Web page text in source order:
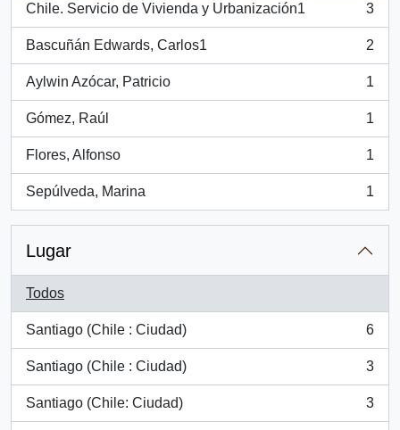
Chile. Servicio de Vivienda y Urbanización1
, 3 resultados
3
Bascuñán Edwards, Carlos1
, 2 resultados
2
Aylwin Azócar, Patricio
, 1 resultados
1
Gómez, Raúl
, 1 resultados
1
Flores, Alfonso
, 1 resultados
1
Sepúlveda, Marina
, 1 resultados
1
Lugar
Todos
Santiago (Chile : Ciudad)
, 6 resultados
6
Santiago (Chile : Ciudad)
, 3 resultados
3
Santiago (Chile: Ciudad)
, 3 resultados
3